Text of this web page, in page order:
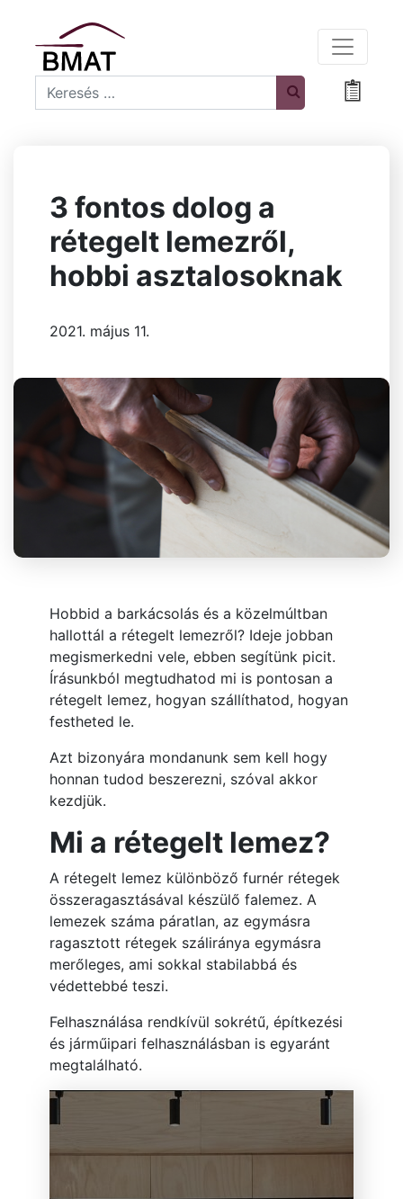
Search
3 fontos dolog a
rétegelt lemezről,
hobbi asztalosoknak
2021. május 11.
Hobbid a barkácsolás és a közelmúltban
hallottál a rétegelt lemezről? Ideje jobban
megismerkedni vele, ebben segítünk picit.
Írásunkból megtudhatod mi is pontosan a
rétegelt lemez, hogyan szállíthatod, hogyan
festheted le.
Azt bizonyára mondanunk sem kell hogy
honnan tudod beszerezni, szóval akkor
kezdjük.
Mi a rétegelt lemez?
A rétegelt lemez különböző furnér rétegek
összeragasztásával készülő falemez. A
lemezek száma páratlan, az egymásra
ragasztott rétegek száliránya egymásra
merőleges, ami sokkal stabilabbá és
védettebbé teszi.
Felhasználása rendkívül sokrétű, építkezési
és járműipari felhasználásban is egyaránt
megtalálható.